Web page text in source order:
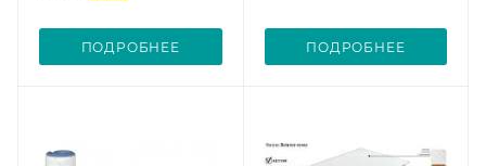
ПОДРОБНЕЕ ПОДРОБНЕЕ